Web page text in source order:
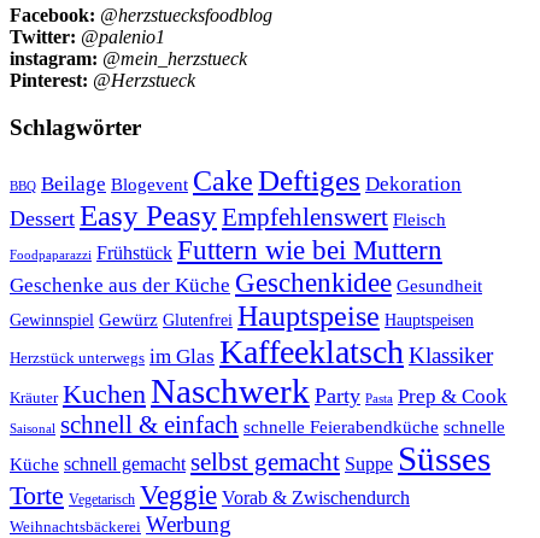
Facebook: @herzstuecksfoodblog
Twitter: @palenio1
instagram: @mein_herzstueck
Pinterest: @Herzstueck
Schlagwörter
BBQ Beilage Blogevent CakeDeftiges Dekoration
Dessert Easy PeasyEmpfehlenswert Fleisch
Foodpaparazzi Frühstück Futtern wie bei Muttern
Geschenke aus der Küche Geschenkidee Gesundheit
Gewinnspiel Gewürz Glutenfrei Hauptspeise Hauptspeisen
Herzstück unterwegs im Glas Kaffeeklatsch Klassiker
Kräuter Kuchen Naschwerk Party Pasta Prep & Cook
Saisonal schnell & einfach schnelle Feierabendküche schnelle
Küche schnell gemacht selbst gemacht Suppe Süsses
Torte Vegetarisch Veggie Vorab & Zwischendurch
Weihnachtsbäckerei Werbung